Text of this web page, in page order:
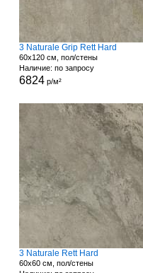
3 Naturale Grip Rett Hard
60x120 см, пол/стены
Наличие: по запросу
6824р/м²
3 Naturale Rett Hard
60x60 см, пол/стены